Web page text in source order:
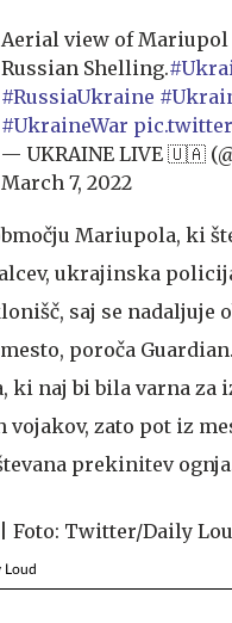
Aerial view of Mariupol
Russian Shelling.
#RussiaUkraine
#UkraineWar
— UKRAINE LIVE 🇺🇦
March 7, 2022
Mariupola, ki
ukrajinska
saj se nadaljuje
poroča
ki naj bi bila varna za
zato pot iz
prekinitev
Loud